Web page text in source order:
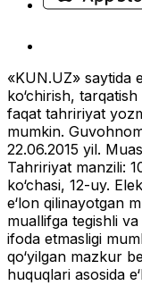
«KUN.UZ» saytida
ko‘chirish,
faqat tahririyat
mumkin.
22.06.2015 yil.
Tahririyat manzili:
ko‘chasi, 12-uy.
e‘lon qilinayotgan
muallifga tegishli
ifoda etmasligi
qo‘yilgan mazkur
huquqlari asosida